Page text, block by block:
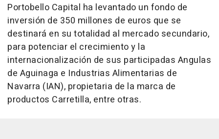
Portobello Capital ha levantado un fondo de
inversión de 350 millones de euros que se
destinará en su totalidad al mercado secundario,
para potenciar el crecimiento y la
internacionalización de sus participadas Angulas
de Aguinaga e Industrias Alimentarias de
Navarra (IAN), propietaria de la marca de
productos Carretilla, entre otras.